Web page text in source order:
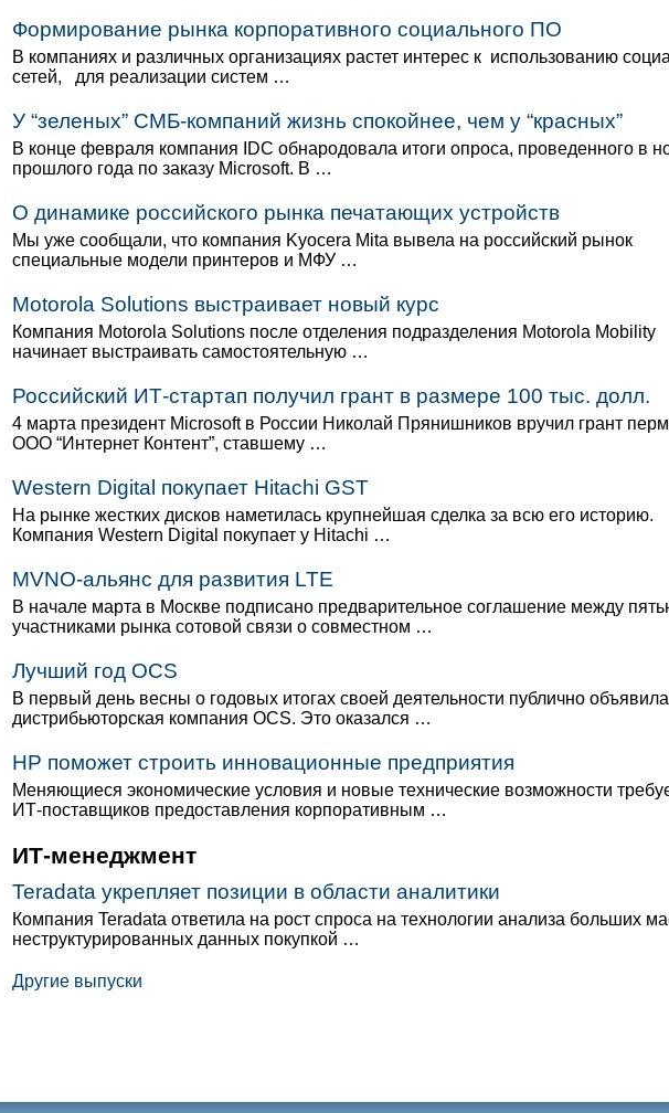
Формирование рынка корпоративного социального ПО
В компаниях и различных организациях растет интерес к использованию
сетей, для реализации систем …
У “зеленых” СМБ-компаний жизнь спокойнее, чем у “красных”
В конце февраля компания IDC обнародовала итоги опроса, проведенного в
прошлого года по заказу Microsoft. В …
О динамике российского рынка печатающих устройств
Мы уже сообщали, что компания Kyocera Mita вывела на российский рынок
специальные модели принтеров и МФУ …
Motorola Solutions выстраивает новый курс
Компания Motorola Solutions после отделения подразделения Motorola Mobility
начинает выстраивать самостоятельную …
Российский ИТ-стартап получил грант в размере 100 тыс. долл.
4 марта президент Microsoft в России Николай Прянишников вручил грант
ООО “Интернет Контент”, ставшему …
Western Digital покупает Hitachi GST
На рынке жестких дисков наметилась крупнейшая сделка за всю его историю.
Компания Western Digital покупает у Hitachi …
MVNO-альянс для развития LTE
В начале марта в Москве подписано предварительное соглашение между
участниками рынка сотовой связи о совместном …
Лучший год OCS
В первый день весны о годовых итогах своей деятельности публично объявила
дистрибьюторская компания OCS. Это оказался …
HP поможет строить инновационные предприятия
Меняющиеся экономические условия и новые технические возможности
ИТ-поставщиков предоставления корпоративным …
ИТ-менеджмент
Teradata укрепляет позиции в области аналитики
Компания Teradata ответила на рост спроса на технологии анализа больших
неструктурированных данных покупкой …
Другие выпуски